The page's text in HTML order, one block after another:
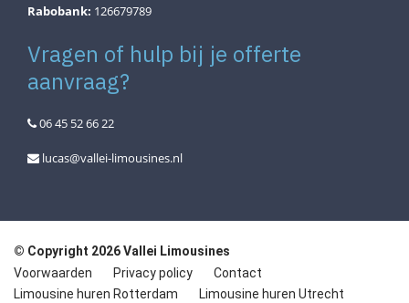
Rabobank: 126679789
Vragen of hulp bij je offerte
aanvraag?
06 45 52 66 22
lucas@vallei-limousines.nl
© Copyright 2026 Vallei Limousines
Voorwaarden
Privacy policy
Contact
Limousine huren Rotterdam
Limousine huren Utrecht